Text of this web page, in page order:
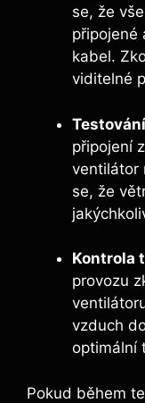
se, že
připojené
kabel.
viditelné
připojení
ventilátor
se, že
Kontrola
provozu
vzduch
optimální
Pokud během